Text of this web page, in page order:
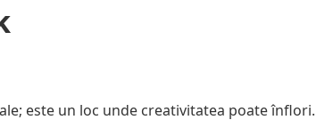
este un loc unde creativitatea poate înflori.